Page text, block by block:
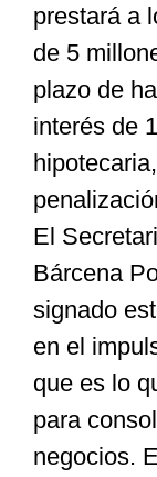
prestará a
de 5
plazo de
interés de
El
Bárcena
signado
en el
que es lo
para
negocios.